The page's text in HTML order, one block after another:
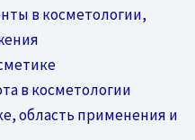
в косметологии,
в косметологии
область применения и